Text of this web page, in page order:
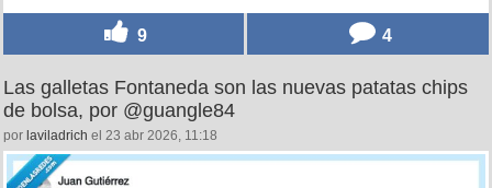
9 4
Las galletas Fontaneda son las nuevas patatas chips
de bolsa, por @guangle84
por laviladrich el 23 abr 2026, 11:18